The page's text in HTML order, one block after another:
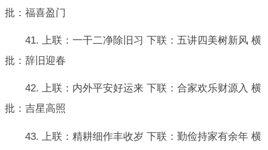
批：福喜盈门
41. 上联：一干二净除旧习 下联：五讲四美树新风 横
批：辞旧迎春
42. 上联：内外平安好运来 下联：合家欢乐财源入 横
批：吉星高照
43. 上联：精耕细作丰收岁 下联：勤俭持家有余年 横